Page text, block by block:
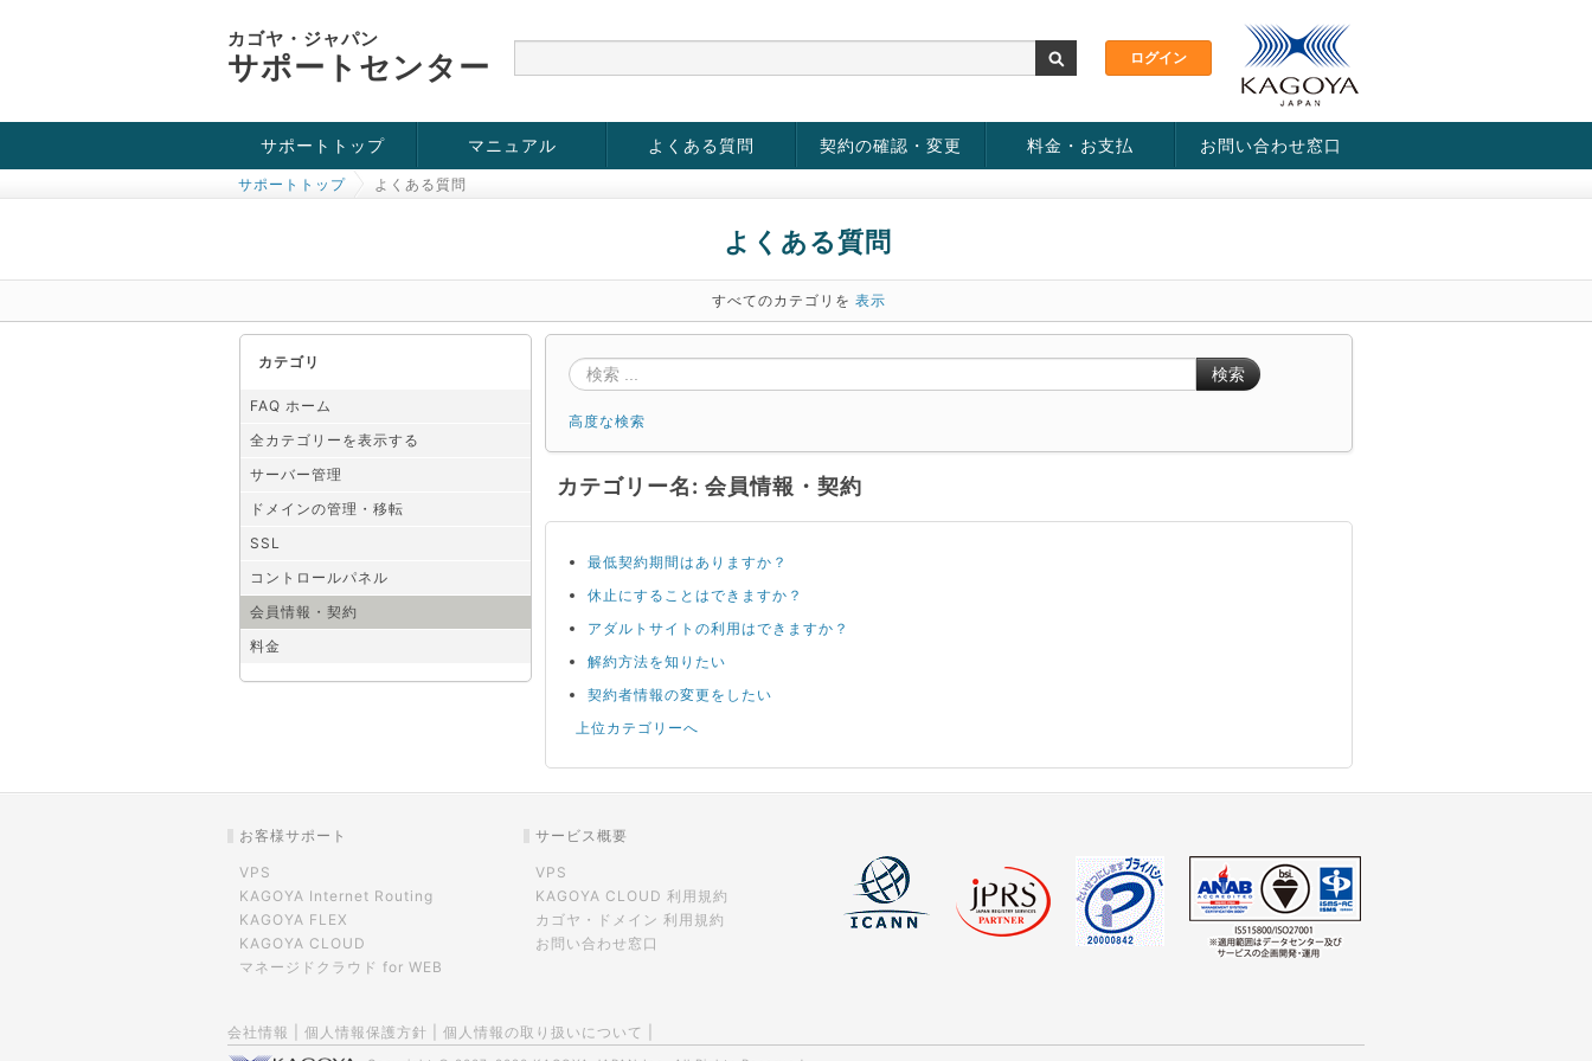
カゴヤ・ジャパン
サポートセンター
サポートトップ
お役立ち情報
チュートリアル
障害・メンテナンス情報
マニュアル よくある質問 契約の確認・変更 料金・お支払 お問い合わせ窓口
サポートトップ よくある質問
よくある質問
すべてのカテゴリを 表示
カテゴリ
FAQ ホーム
全カテゴリーを表示する
サーバー管理
ドメインの管理・移転
SSL
コントロールパネル
会員情報・契約
料金
検索
高度な検索
カテゴリー名: 会員情報・契約
最低契約期間はありますか？
休止にすることはできますか？
アダルトサイトの利用はできますか？
解約方法を知りたい
契約者情報の変更をしたい
上位カテゴリーへ
お客様サポート
VPS
KAGOYA Internet Routing
KAGOYA FLEX
KAGOYA CLOUD
マネージドクラウド for WEB
サービス概要
VPS
KAGOYA CLOUD 利用規約
カゴヤ・ドメイン 利用規約
お問い合わせ窓口
会社情報 個人情報保護方針 個人情報の取り扱いについて